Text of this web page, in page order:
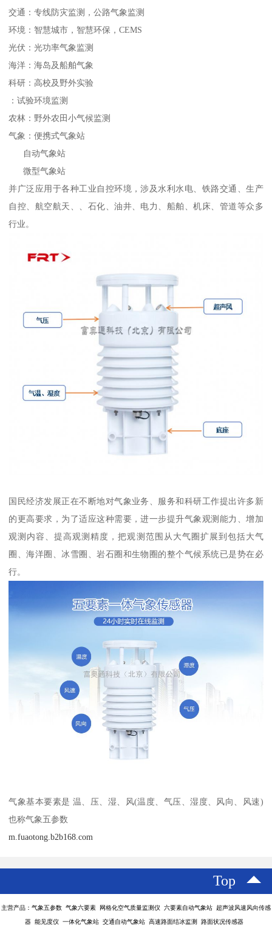
交通：专线防灾监测，公路气象监测
环境：智慧城市，智慧环保，CEMS
光伏：光功率气象监测
海洋：海岛及船舶气象
科研：高校及野外实验
：试验环境监测
农林：野外农田小气候监测
气象：便携式气象站
自动气象站
微型气象站
并广泛应用于各种工业自控环境，涉及水利水电、铁路交通、生产
自控、航空航天、、石化、油井、电力、船舶、机床、管道等众多
行业。
国民经济发展正在不断地对气象业务、服务和科研工作提出许多新
的更高要求，为了适应这种需要，进一步提升气象观测能力、增加
观测内容、提高观测精度，把观测范围从大气圈扩展到包括大气
圈、海洋圈、冰雪圈、岩石圈和生物圈的整个气候系统已是势在必
行。
气象基本要素是 温、压、湿、风(温度、气压、湿度、风向、风速)
也称气象五参数
m.fuaotong.b2b168.com
Top
主营产品：气象五参数 气象六要素 网格化空气质量监测仪 六要素自动气象站 超声波风速风向传感
器 能见度仪 一体化气象站 交通自动气象站 高速路面结冰监测 路面状况传感器